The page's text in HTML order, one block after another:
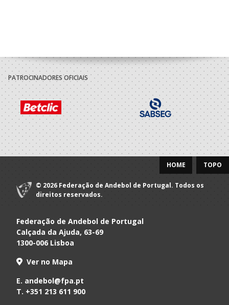
PATROCINADORES OFICIAIS
TOPO
HOME
© 2026 Federação de Andebol de Portugal. Todos os
direitos reservados.
Federação de Andebol de Portugal
Calçada da Ajuda, 63-69
1300-006 Lisboa
Ver no Mapa
E. andebol@fpa.pt
T. +351 213 611 900